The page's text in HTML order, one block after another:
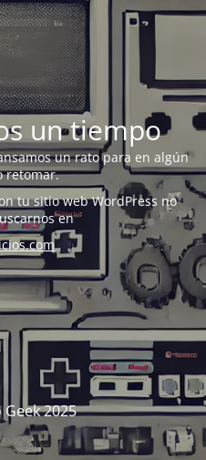
un tiempo
un rato para en algún
retomar.
tu sitio web WordPress no
en
2025